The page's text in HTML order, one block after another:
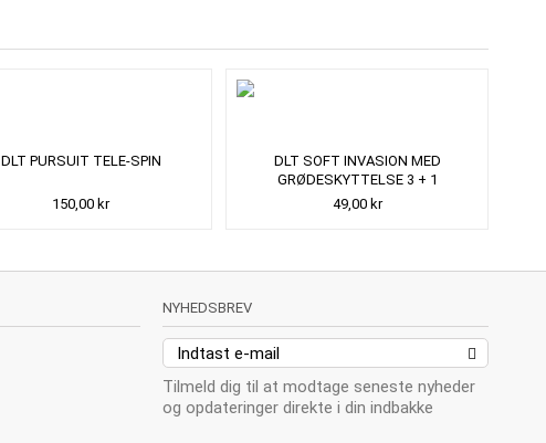
DLT PURSUIT TELE-SPIN
150,00 kr
DLT SOFT INVASION MED
GRØDESKYTTELSE 3 + 1
49,00 kr
NYHEDSBREV
Tilmeld dig til at modtage seneste nyheder
og opdateringer direkte i din indbakke